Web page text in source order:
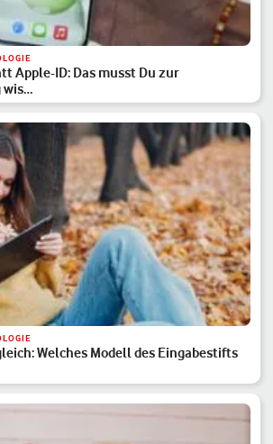
Apple-ID: Das musst Du zur
wis…
Welches Modell des Eingabestifts